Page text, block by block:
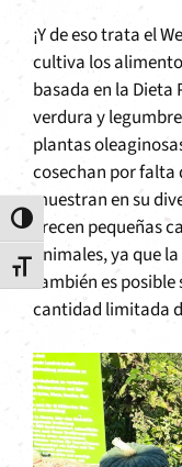
Alternar alto contraste
Alternar tamaño de letra
¡Y de eso trata el
cultiva los
basada en la
verdura y
plantas
cosechan por falta
muestran en su
crecen pequeñas
animales, ya que
también es posible
cantidad limitada